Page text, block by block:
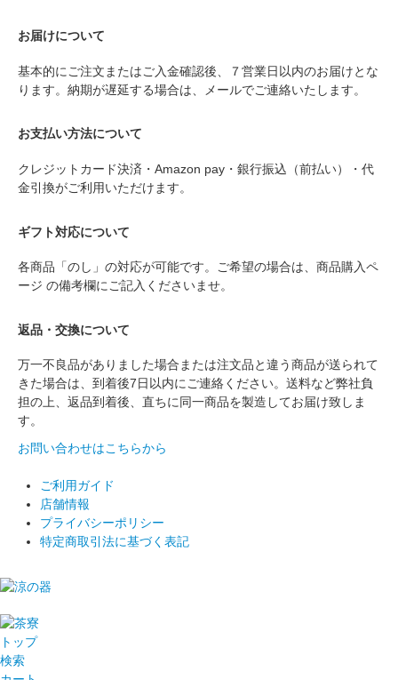
お届けについて
基本的にご注文またはご入金確認後、７営業日以内のお届けとな
ります。納期が遅延する場合は、メールでご連絡いたします。
お支払い方法について
クレジットカード決済・Amazon pay・銀行振込（前払い）・代
金引換がご利用いただけます。
ギフト対応について
各商品「のし」の対応が可能です。ご希望の場合は、商品購入ペ
ージ の備考欄にご記入くださいませ。
返品・交換について
万一不良品がありました場合または注文品と違う商品が送られて
きた場合は、到着後7日以内にご連絡ください。送料など弊社負
担の上、返品到着後、直ちに同一商品を製造してお届け致しま
す。
お問い合わせはこちらから
ご利用ガイド
店舗情報
プライバシーポリシー
特定商取引法に基づく表記
トップ
検索